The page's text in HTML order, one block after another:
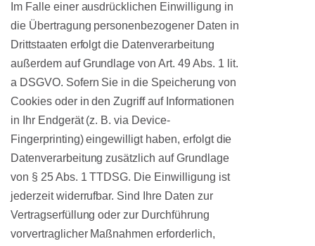
Im Falle einer ausdrücklichen Einwilligung in
die Übertragung personenbezogener Daten in
Drittstaaten erfolgt die Datenverarbeitung
außerdem auf Grundlage von Art. 49 Abs. 1 lit.
a DSGVO. Sofern Sie in die Speicherung von
Cookies oder in den Zugriff auf Informationen
in Ihr Endgerät (z. B. via Device-
Fingerprinting) eingewilligt haben, erfolgt die
Datenverarbeitung zusätzlich auf Grundlage
von § 25 Abs. 1 TTDSG. Die Einwilligung ist
jederzeit widerrufbar. Sind Ihre Daten zur
Vertragserfüllung oder zur Durchführung
vorvertraglicher Maßnahmen erforderlich,